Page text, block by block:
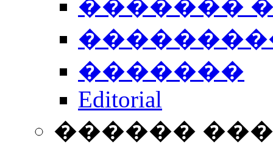
�������
�������
Editorial
������